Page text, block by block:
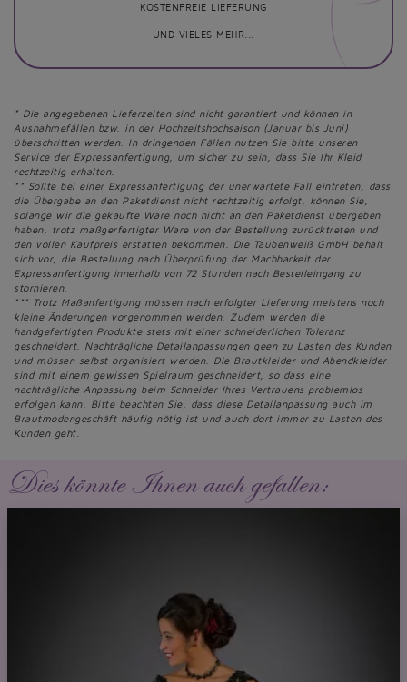
KOSTENFREIE LIEFERUNG
UND VIELES MEHR...
* Die angegebenen Lieferzeiten sind nicht garantiert und können in
Ausnahmefällen bzw. in der Hochzeitshochsaison (Januar bis Juni)
überschritten werden. In dringenden Fällen nutzen Sie bitte unseren
Service der Expressanfertigung, um sicher zu sein, dass Sie Ihr Kleid
rechtzeitig erhalten.
** Sollte bei einer Expressanfertigung der unerwartete Fall eintreten, dass
die Übergabe an den Paketdienst nicht rechtzeitig erfolgt, können Sie,
solange wir die gekaufte Ware noch nicht an den Paketdienst übergeben
haben, trotz maßgerfertigter Ware von der Bestellung zurücktreten und
den vollen Kaufpreis erstatten bekommen. Die Taubenweiß GmbH behält
sich vor, die Bestellung nach Überprüfung der Machbarkeit der
Expressanfertigung innerhalb von 72 Stunden nach Bestelleingang zu
stornieren.
*** Trotz Maßanfertigung müssen nach erfolgter Lieferung meistens noch
kleine Änderungen vorgenommen werden. Zudem werden die
handgefertigten Produkte stets mit einer schneiderlichen Toleranz
geschneidert. Nachträgliche Detailanpassungen geen zu Lasten des Kunden
und müssen selbst organisiert werden. Die Brautkleider und Abendkleider
sind mit einem gewissen Spielraum geschneidert, so dass eine
nachträgliche Anpassung beim Schneider Ihres Vertrauens problemlos
erfolgen kann. Bitte beachten Sie, dass diese Detailanpassung auch im
Brautmodengeschäft häufig nötig ist und auch dort immer zu Lasten des
Kunden geht.
Dies könnte Ihnen auch gefallen: